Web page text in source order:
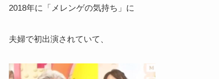
2018年に「メレンゲの気持ち」に
夫婦で初出演されていて、